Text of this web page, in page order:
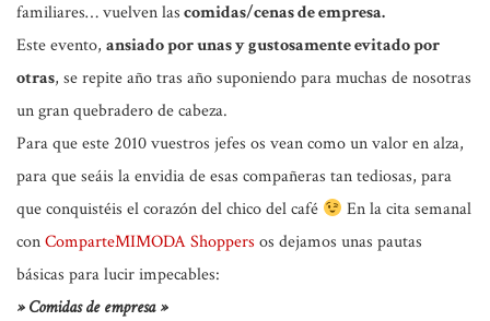
familiares… vuelven lascomidas/cenas de empresa.
Este evento, ansiado por unas y gustosamente evitado por
otras, se repite año tras año suponiendo para muchas de nosotras
un gran quebradero de cabeza.
Para que este 2010 vuestros jefes os vean como un valor en alza,
para que seáis la envidia de esas compañeras tan tediosas, para
que conquistéis el corazón del chico del café
En la cita semanal
conComparteMIMODA Shoppers os dejamos unas pautas
básicas para lucir impecables:
» Comidas de empresa »